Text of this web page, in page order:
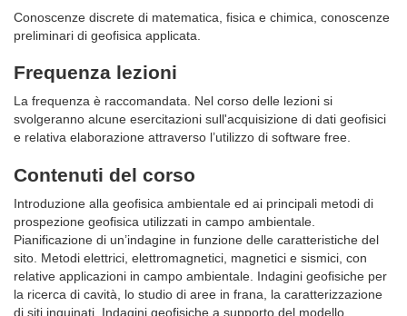
Conoscenze discrete di matematica, fisica e chimica, conoscenze
preliminari di geofisica applicata.
Frequenza lezioni
La frequenza è raccomandata. Nel corso delle lezioni si
svolgeranno alcune esercitazioni sull'acquisizione di dati geofisici
e relativa elaborazione attraverso l’utilizzo di software free.
Contenuti del corso
Introduzione alla geofisica ambientale ed ai principali metodi di
prospezione geofisica utilizzati in campo ambientale.
Pianificazione di un’indagine in funzione delle caratteristiche del
sito. Metodi elettrici, elettromagnetici, magnetici e sismici, con
relative applicazioni in campo ambientale. Indagini geofisiche per
la ricerca di cavità, lo studio di aree in frana, la caratterizzazione
di siti inquinati. Indagini geofisiche a supporto del modello